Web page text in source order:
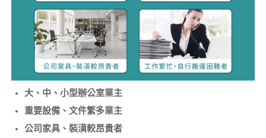
大、中、小型辦公室業主
重要設備、文件繁多業主
公司家具、裝潢較昂貴者